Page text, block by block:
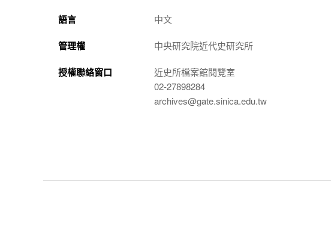
語言 中文
管理權 中央研究院近代史研究所
授權聯絡窗口
近史所檔案館閱覽室
02-27898284
archives@gate.sinica.edu.tw